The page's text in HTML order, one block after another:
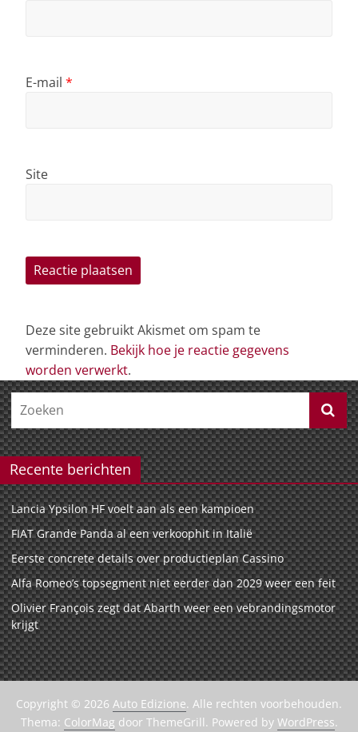
E-mail *
Site
Deze site gebruikt Akismet om spam te
verminderen. Bekijk hoe je reactie gegevens
worden verwerkt.
Recente berichten
Lancia Ypsilon HF voelt aan als een kampioen
FIAT Grande Panda al een verkoophit in Italië
Eerste concrete details over productieplan Cassino
Alfa Romeo’s topsegment niet eerder dan 2029 weer een feit
Olivier François zegt dat Abarth weer een vebrandingsmotor
krijgt
Copyright © 2026 Auto Edizione. Alle rechten voorbehouden.
Thema: ColorMag door ThemeGrill. Powered by WordPress.